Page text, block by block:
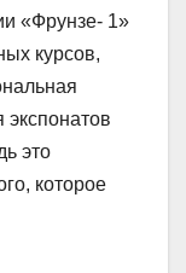
«Фрунзе- 1»
курсов,
это
которое